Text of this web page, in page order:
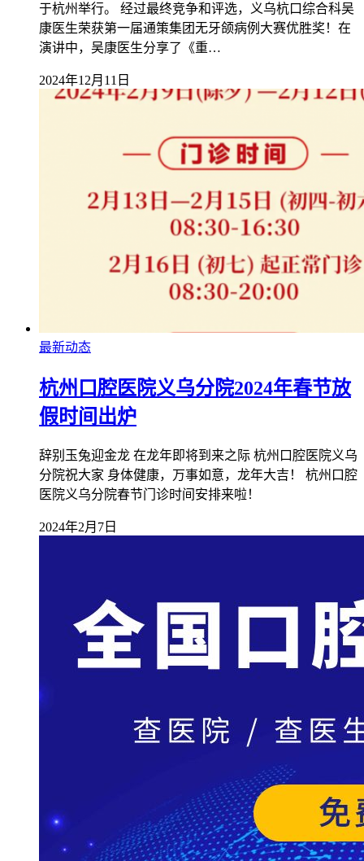
于杭州举行。 经过最终竞争和评选，义乌杭口综合科吴
康医生荣获第一届通策集团无牙颌病例大赛优胜奖！在
演讲中，吴康医生分享了《重…
2024年12月11日
最新动态
杭州口腔医院义乌分院2024年春节放
假时间出炉
辞别玉兔迎金龙 在龙年即将到来之际 杭州口腔医院义乌
分院祝大家 身体健康，万事如意，龙年大吉！ 杭州口腔
医院义乌分院春节门诊时间安排来啦！
2024年2月7日